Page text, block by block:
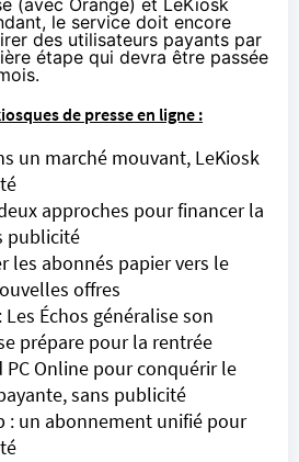
(avec Orange) et LeKiosk
le service doit encore
des utilisateurs payants par
étape qui devra être passée
de presse en ligne :
un marché mouvant, LeKiosk
approches pour financer la
publicité
les abonnés papier vers le
offres
Échos généralise son
prépare pour la rentrée
PC Online pour conquérir le
sans publicité
: un abonnement unifié pour